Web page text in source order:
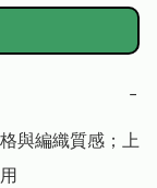
−
與編織質感；上